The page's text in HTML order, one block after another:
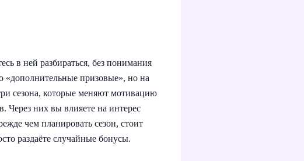
в ней разбираться, без понимания
«дополнительные призовые», но на
сезона, которые меняют мотивацию
Через них вы влияете на интерес
чем планировать сезон, стоит
раздаёте случайные бонусы.